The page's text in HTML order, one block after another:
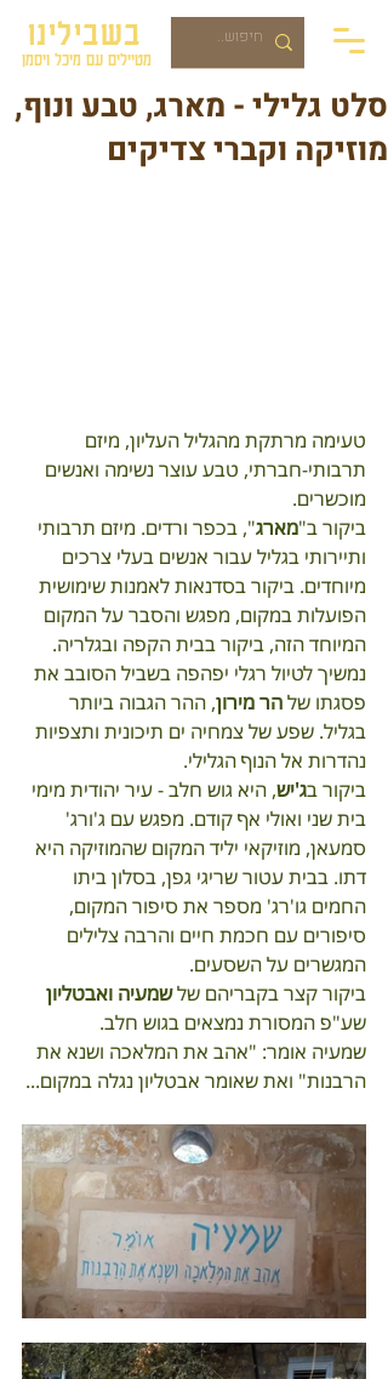
בשבילינו
מטיילים עם מיכל ויסמן
סלט גלילי - מארג, טבע ונוף,
מוזיקה וקברי צדיקים
טעימה מרתקת מהגליל העליון, מיזם
תרבותי-חברתי, טבע עוצר נשימה ואנשים
מוכשרים.
ביקור ב"מארג", בכפר ורדים. מיזם תרבותי
ותיירותי בגליל עבור אנשים בעלי צרכים
מיוחדים. ביקור בסדנאות לאמנות שימושית
הפועלות במקום, מפגש והסבר על המקום
המיוחד הזה, ביקור בבית הקפה ובגלריה.
נמשיך לטיול רגלי יפהפה בשביל הסובב את
פסגתו של הר מירון, ההר הגבוה ביותר
בגליל. שפע של צמחיה ים תיכונית ותצפיות
נהדרות אל הנוף הגלילי.
ביקור בג'יש, היא גוש חלב - עיר יהודית מימי
בית שני ואולי אף קודם. מפגש עם ג'ורג'
סמעאן, מוזיקאי יליד המקום שהמוזיקה היא
דתו. בבית עטור שריגי גפן, בסלון ביתו
החמים גו'רג' מספר את סיפור המקום,
סיפורים עם חכמת חיים והרבה צלילים
המגשרים על השסעים.
ביקור קצר בקבריהם של שמעיה ואבטליון
שע"פ המסורת נמצאים בגוש חלב.
שמעיה אומר: "אהב את המלאכה ושנא את
הרבנות" ואת שאומר אבטליון נגלה במקום...